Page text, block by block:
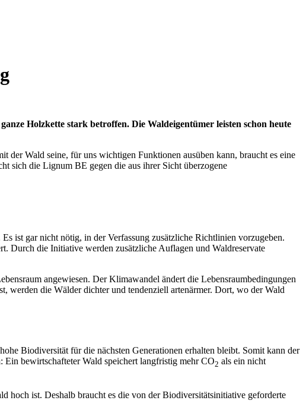
Holzkette stark betroffen. Die Waldeigentümer leisten schon heute
Wald seine, für uns wichtigen Funktionen ausüben kann, braucht es eine
sich die Lignum BE gegen die aus ihrer Sicht überzogene
ist gar nicht nötig, in der Verfassung zusätzliche Richtlinien vorzugeben.
Durch die Initiative werden zusätzliche Auflagen und Waldreservate
angewiesen. Der Klimawandel ändert die Lebensraumbedingungen
werden die Wälder dichter und tendenziell artenärmer. Dort, wo der Wald
Biodiversität für die nächsten Generationen erhalten bleibt. Somit kann der
bewirtschafteter Wald speichert langfristig mehr CO2 als ein nicht
hoch ist. Deshalb braucht es die von der Biodiversitätsinitiative geforderte